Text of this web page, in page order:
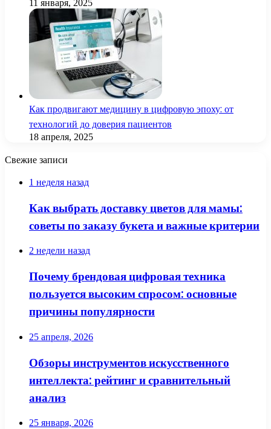
11 января, 2025
Как продвигают медицину в цифровую эпоху: от
технологий до доверия пациентов
18 апреля, 2025
Свежие записи
1 неделя назад
Как выбрать доставку цветов для мамы:
советы по заказу букета и важные критерии
2 недели назад
Почему брендовая цифровая техника
пользуется высоким спросом: основные
причины популярности
25 апреля, 2026
Обзоры инструментов искусственного
интеллекта: рейтинг и сравнительный
анализ
25 января, 2026